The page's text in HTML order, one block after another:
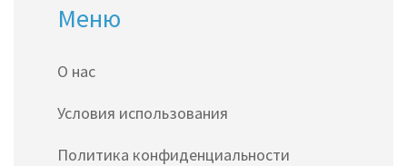
Меню
О нас
Условия использования
Политика конфиденциальности